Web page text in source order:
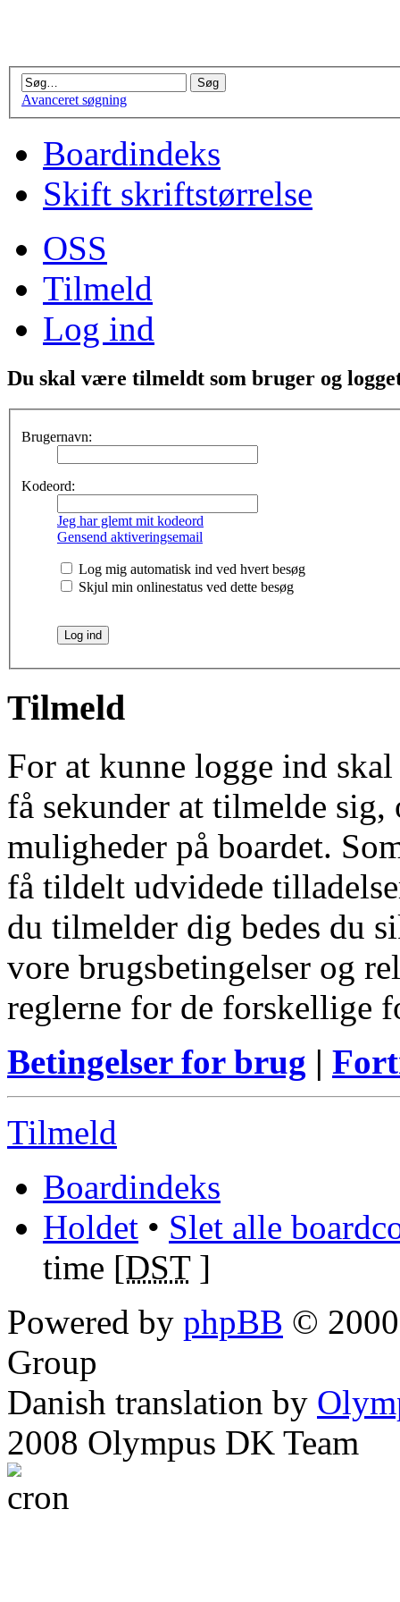
Avanceret søgning
Boardindeks
Skift skriftstørrelse
OSS
Tilmeld
Log ind
Du skal være tilmeldt som bruger og
Brugernavn:
Kodeord:
Jeg har glemt mit kodeord
Gensend aktiveringsemail
Log mig automatisk ind ved hvert besøg
Skjul min onlinestatus ved dette besøg
Tilmeld
For at kunne logge ind
få sekunder at tilmelde
muligheder på boardet.
få tildelt udvidede
du tilmelder dig bedes du
vore brugsbetingelser og
reglerne for de forskellige
Betingelser for brug |
Tilmeld
Boardindeks
Holdet • Slet alle
time [DST]
Powered by phpBB ©
Group
Danish translation by
2008 Olympus DK Team